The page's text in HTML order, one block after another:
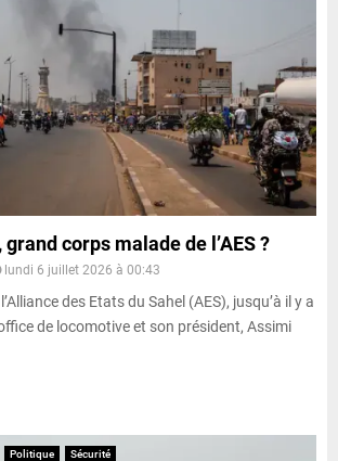
corps malade de l’AES ?
lundi 6 juillet 2026 à 00:43
des Etats du Sahel (AES), jusqu’à il y a
de locomotive et son président, Assimi
Politique Sécurité